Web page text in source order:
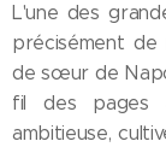
L'une des
précisément de
de sœur de
fil des pages
ambitieuse,